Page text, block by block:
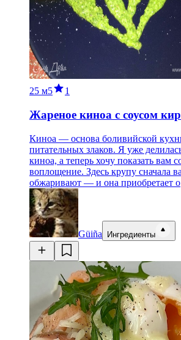
25 м5 1
Жареное киноа с соусом
Киноа — основа боливийской
питательных злаков. Я уже
киноа, а теперь хочу показать вам
воплощение. Здесь крупу сначала
обжаривают — и она приобретает о
Güiña Ингредиенты